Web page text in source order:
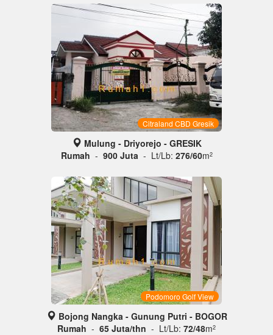
Citraland CBD Gresik
Mulung - Driyorejo - GRESIK
Rumah - 900 Juta - Lt/Lb: 276/60m2
Podomoro Golf View
Bojong Nangka - Gunung Putri - BOGOR
Rumah - 65 Juta/thn - Lt/Lb: 72/48m2